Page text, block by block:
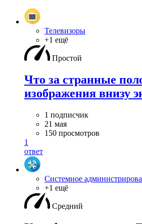
Телевизоры
+1 ещё
Простой
Что за странные
изображения внизу
1 подписчик
21 мая
150 просмотров
1
ответ
Системное
+1 ещё
Средний